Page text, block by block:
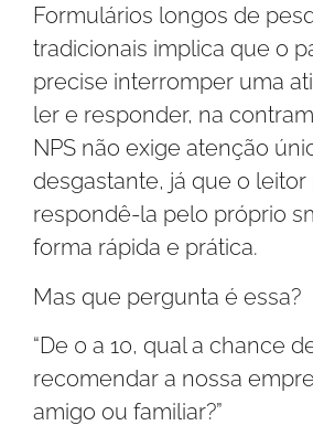
Formulários longos de
tradicionais implica que o
precise interromper uma
ler e responder, na
NPS não exige atenção
desgastante, já que o leitor
respondê-la pelo próprio
forma rápida e prática.
Mas que pergunta é essa?
“De 0 a 10, qual a chance
recomendar a nossa
amigo ou familiar?”